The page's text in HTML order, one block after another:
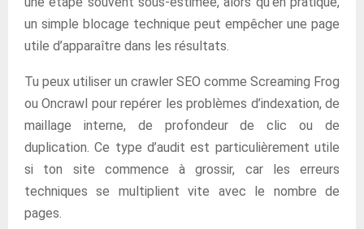
un simple blocage technique peut empêcher une page
utile d’apparaître dans les résultats.
Tu peux utiliser un crawler SEO comme Screaming Frog
ou Oncrawl pour repérer les problèmes d’indexation, de
maillage interne, de profondeur de clic ou de
duplication. Ce type d’audit est particulièrement utile
si ton site commence à grossir, car les erreurs
techniques se multiplient vite avec le nombre de
pages.